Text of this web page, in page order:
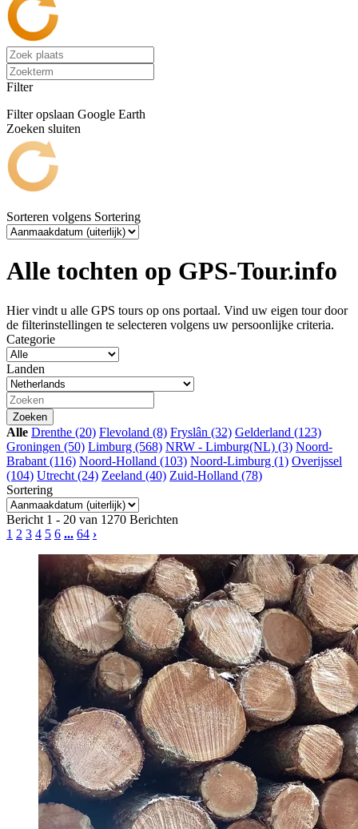
Filter
Filter opslaan Google Earth
Zoeken sluiten
Sorteren volgens Sortering
Alle tochten op GPS-Tour.info
Hier vindt u alle GPS tours op ons portaal. Vind uw eigen tour door
de filterinstellingen te selecteren volgens uw persoonlijke criteria.
Categorie
Landen
Alle Drenthe (20) Flevoland (8) Fryslân (32) Gelderland (123)
Groningen (50) Limburg (568) NRW - Limburg(NL) (3) Noord-
Brabant (116) Noord-Holland (103) Noord-Limburg (1) Overijssel
(104) Utrecht (24) Zeeland (40) Zuid-Holland (78)
Sortering
Bericht 1 - 20 van 1270 Berichten
1 2 3 4 5 6 ... 64 ›